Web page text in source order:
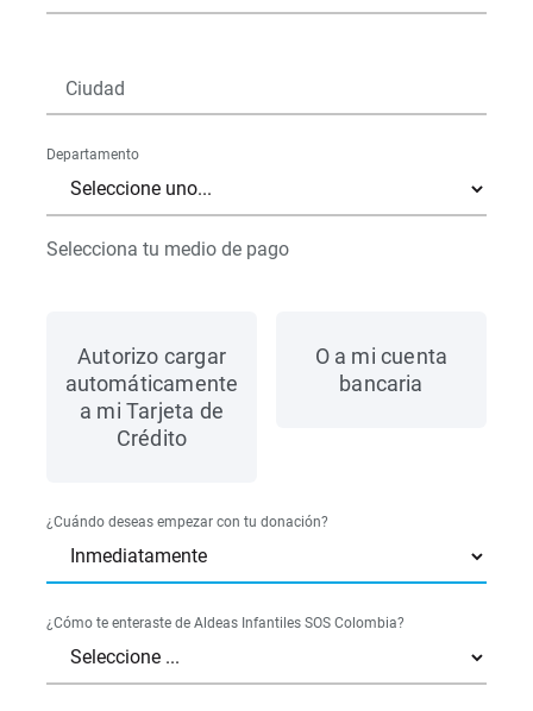
Ciudad
Departamento
Selecciona tu medio de pago
Autorizo cargar
automáticamente
a mi Tarjeta de
Crédito
O a mi cuenta
bancaria
¿Cuándo deseas empezar con tu donación?
¿Cómo te enteraste de Aldeas Infantiles SOS Colombia?